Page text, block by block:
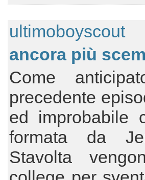
ultimoboyscout
ancora più
Come
precedente
ed improbabile
formata da
Stavolta